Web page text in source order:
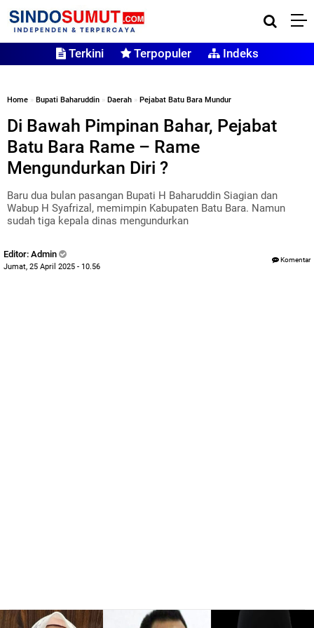
Terkini Terpopuler Indeks
Home » Bupati Baharuddin » Daerah » Pejabat Batu Bara Mundur
Di Bawah Pimpinan Bahar, Pejabat
Batu Bara Rame – Rame
Mengundurkan Diri ?
Baru dua bulan pasangan Bupati H Baharuddin Siagian dan
Wabup H Syafrizal, memimpin Kabupaten Batu Bara. Namun
sudah tiga kepala dinas mengundurkan
Editor: Admin
Jumat, 25 April 2025 - 10.56
Komentar